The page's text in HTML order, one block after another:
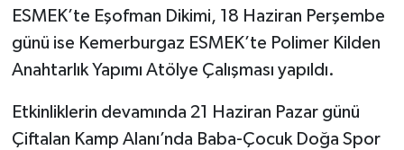
ESMEK’te Eşofman Dikimi, 18 Haziran Perşembe
günü ise Kemerburgaz ESMEK’te Polimer Kilden
Anahtarlık Yapımı Atölye Çalışması yapıldı.
Etkinliklerin devamında 21 Haziran Pazar günü
Çiftalan Kamp Alanı’nda Baba-Çocuk Doğa Spor